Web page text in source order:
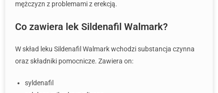
mężczyzn z problemami z erekcją.
Co zawiera lek Sildenafil Walmark?
W skład leku Sildenafil Walmark wchodzi substancja czynna
oraz składniki pomocnicze. Zawiera on:
syldenafil